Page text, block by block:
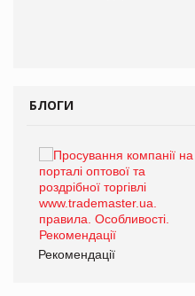
БЛОГИ
Рекомендації